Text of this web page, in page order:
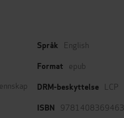
Språk English
Format epub
DRM-beskyttelse LCP
ISBN 9781408369463